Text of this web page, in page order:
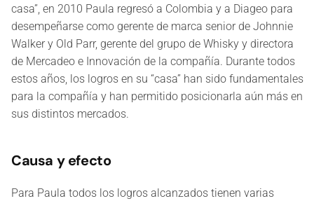
casa”, en 2010 Paula regresó a Colombia y a Diageo para
desempeñarse como gerente de marca senior de Johnnie
Walker y Old Parr, gerente del grupo de Whisky y directora
de Mercadeo e Innovación de la compañía. Durante todos
estos años, los logros en su “casa” han sido fundamentales
para la compañía y han permitido posicionarla aún más en
sus distintos mercados.
Causa y efecto
Para Paula todos los logros alcanzados tienen varias